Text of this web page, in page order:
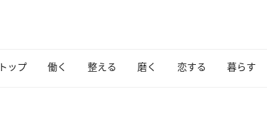
トップ 働く 整える 磨く 恋する 暮らす